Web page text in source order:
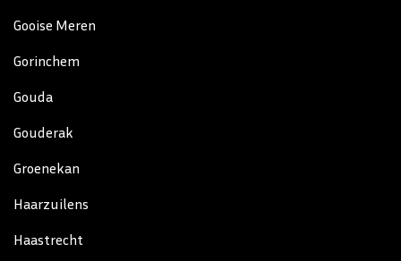
Gooise Meren
Gorinchem
Gouda
Gouderak
Groenekan
Haarzuilens
Haastrecht